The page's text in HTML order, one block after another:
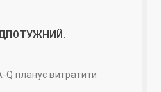
планує витратити